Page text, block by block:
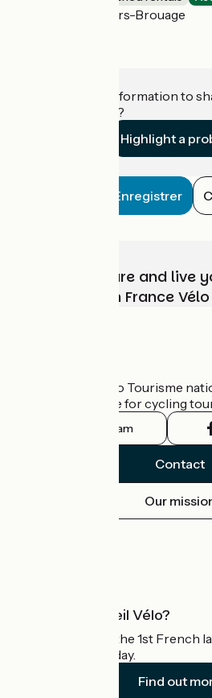
Marennes-Hiers-Brouage
Do you have information to
establishment?
Highlight a
Enregistrer
Choose, prepare and live
adventure with France
The France Vélo Tourisme
the official guide for cycling
Instagram
Contact
Our
What is Accueil Vélo?
Accueil Vélo is the 1st French
cyclists on holiday.
Find out